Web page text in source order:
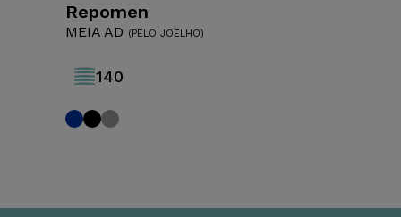
Tamanhos
L
Repomen
MEIA AD (PELO JOELHO)
140